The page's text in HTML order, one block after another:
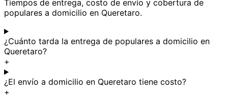
Tiempos de entrega, costo de envío y cobertura de
populares a domicilio en Queretaro.
¿Cuánto tarda la entrega de populares a domicilio en
Queretaro?
+
¿El envío a domicilio en Queretaro tiene costo?
+